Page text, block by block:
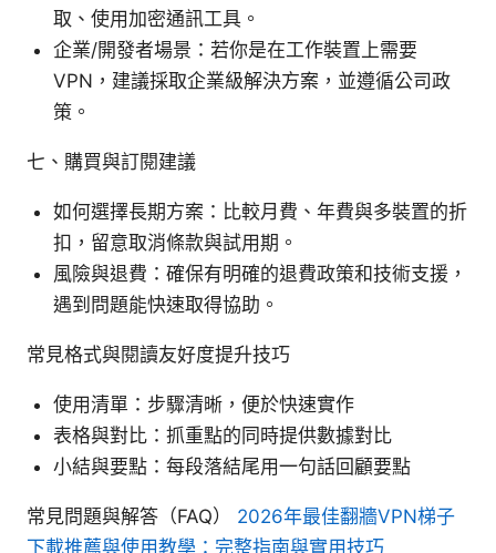
取、使用加密通訊工具。
企業/開發者場景：若你是在工作裝置上需要
VPN，建議採取企業級解決方案，並遵循公司政
策。
七、購買與訂閱建議
如何選擇長期方案：比較月費、年費與多裝置的折
扣，留意取消條款與試用期。
風險與退費：確保有明確的退費政策和技術支援，
遇到問題能快速取得協助。
常見格式與閱讀友好度提升技巧
使用清單：步驟清晰，便於快速實作
表格與對比：抓重點的同時提供數據對比
小結與要點：每段落結尾用一句話回顧要點
常見問題與解答（FAQ） 2026年最佳翻牆VPN梯子
下載推薦與使用教學：完整指南與實用技巧